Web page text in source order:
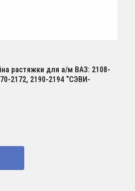
растяжки для а/м ВАЗ: 2108-
2172, 2190-2194 “СЭВИ-